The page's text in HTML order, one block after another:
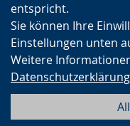
entspricht.
Sie können Ihre
Einstellungen unten
Weitere
Datenschutzerklärung